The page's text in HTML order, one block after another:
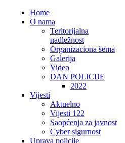
Home
O nama
Teritorijalna
nadležnost
Organizaciona šema
Galerija
Video
DAN POLICIJE
2022
Vijesti
Aktuelno
Vijesti 122
Saopćenja za javnost
Cyber sigurnost
Uprava policije